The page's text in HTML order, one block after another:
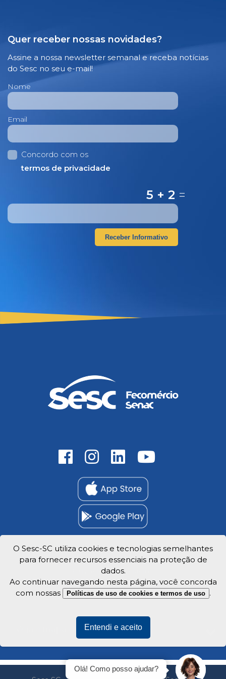
Quer receber nossas novidades?
Assine a nossa newsletter semanal e receba notícias
do Sesc no seu e-mail!
Nome
Email
Concordo com os
termos de privacidade
5 + 2 =
Receber Informativo
Trabalhe Conosco
Privacidade e dados
Veja o mapa do site
O Sesc-SC utiliza cookies e tecnologias semelhantes
para fornecer recursos essenciais na proteção de
dados.
Ao continuar navegando nesta página, você concorda
com nossas
Políticas de uso de cookies e termos de uso .
Entendi e aceito
Olá! Como posso ajudar?